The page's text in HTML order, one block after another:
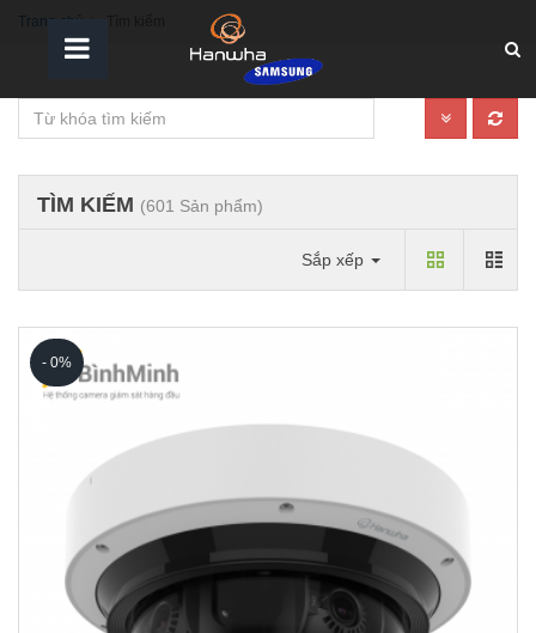
Trang chủ Tìm kiếm
TÌM KIẾM (601 Sản phẩm)
Sắp xếp
- 0%